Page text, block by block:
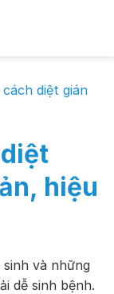
diệt gián
hiệu
và những
dễ sinh bệnh.